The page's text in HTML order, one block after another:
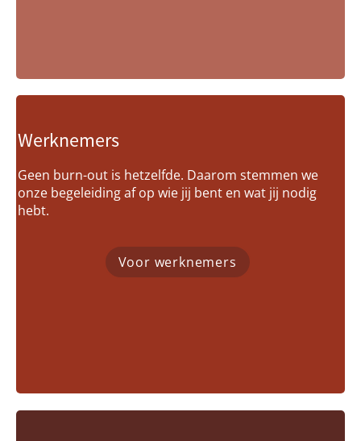
Werknemers
Geen burn-out is hetzelfde. Daarom stemmen we
onze begeleiding af op wie jij bent en wat jij nodig
hebt.
Voor werknemers